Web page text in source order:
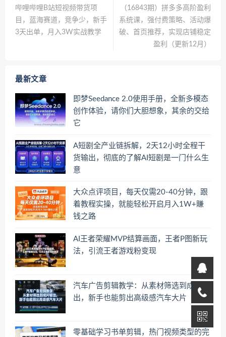
哔哩哔哩B站短视频带货项
目，蓝海赛道，竞争少，新手
3天出单，月入3W实战教学
（16843期）拼多多高阶盈利
系统课，强付费策略、活动爆
破、首页推荐，实现店铺稳定
盈利（更新12月）
最新文章
即梦Seedance 2.0使用手册，全新多模态
创作体验，请你们大胆想象，其余的交给
它
A短剧全产业链拆解，2天12小时全程干
货输出，彻底的了解AI短剧是一门什么生
意
大众点评项目，每天仅需20-40分钟，跟
着教程实操，就能轻松开启月入1W+賺
钱之路
AI王者荣耀MVP结算画面，王者P图新玩
法，引流王者游戏粉变现
汽车广告剪辑教学：从素材筛选到成片输
出，新手也能剪出高级感汽车大片
零基础学习书单剪辑，热门视频类型的完